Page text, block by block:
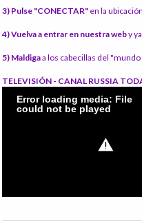
3) Pulse "CONECTAR" en la
4) Vuelva a entrar en nuestra weby
5) Maldigaa los cabecillas del
TELEVISIÓN - CANAL RUSSIA